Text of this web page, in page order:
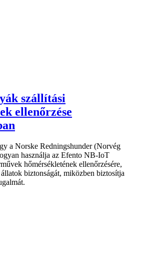
szállítási
ellenőrzése
a Norske Redningshunder (Norvég
használja az Efento NB-IoT
hőmérsékletének ellenőrzésére,
biztonságát, miközben biztosítja